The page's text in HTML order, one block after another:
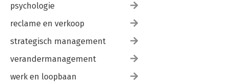
psychologie
reclame en verkoop
strategisch management
verandermanagement
werk en loopbaan